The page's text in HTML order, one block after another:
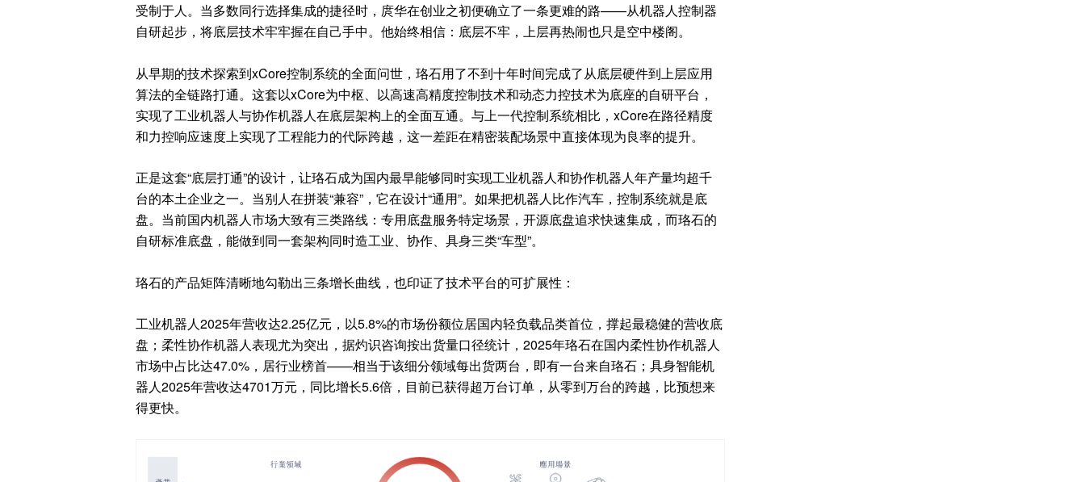
受制于人。当多数同行选择集成的捷径时，庹华在创业之初便确立了一条更难的路——从机器人控制器
自研起步，将底层技术牢牢握在自己手中。他始终相信：底层不牢，上层再热闹也只是空中楼阁。
从早期的技术探索到xCore控制系统的全面问世，珞石用了不到十年时间完成了从底层硬件到上层应用
算法的全链路打通。这套以xCore为中枢、以高速高精度控制技术和动态力控技术为底座的自研平台，
实现了工业机器人与协作机器人在底层架构上的全面互通。与上一代控制系统相比，xCore在路径精度
和力控响应速度上实现了工程能力的代际跨越，这一差距在精密装配场景中直接体现为良率的提升。
正是这套“底层打通”的设计，让珞石成为国内最早能够同时实现工业机器人和协作机器人年产量均超千
台的本土企业之一。当别人在拼装“兼容”，它在设计“通用”。如果把机器人比作汽车，控制系统就是底
盘。当前国内机器人市场大致有三类路线：专用底盘服务特定场景，开源底盘追求快速集成，而珞石的
自研标准底盘，能做到同一套架构同时造工业、协作、具身三类“车型”。
珞石的产品矩阵清晰地勾勒出三条增长曲线，也印证了技术平台的可扩展性：
工业机器人2025年营收达2.25亿元，以5.8%的市场份额位居国内轻负载品类首位，撑起最稳健的营收底
盘；柔性协作机器人表现尤为突出，据灼识咨询按出货量口径统计，2025年珞石在国内柔性协作机器人
市场中占比达47.0%，居行业榜首——相当于该细分领域每出货两台，即有一台来自珞石；具身智能机
器人2025年营收达4701万元，同比增长5.6倍，目前已获得超万台订单，从零到万台的跨越，比预想来
得更快。